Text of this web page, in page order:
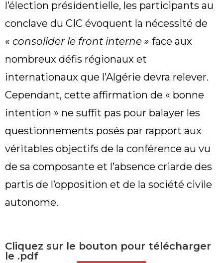
l’élection présidentielle, les participants au
conclave du CIC évoquent la nécessité de
« consolider le front interne » face aux
nombreux défis régionaux et
internationaux que l’Algérie devra relever.
Cependant, cette affirmation de « bonne
intention » ne suffit pas pour balayer les
questionnements posés par rapport aux
véritables objectifs de la conférence au vu
de sa composante et l’absence criarde des
partis de l’opposition et de la société civile
autonome.
Cliquez sur le bouton pour télécharger
le .pdf